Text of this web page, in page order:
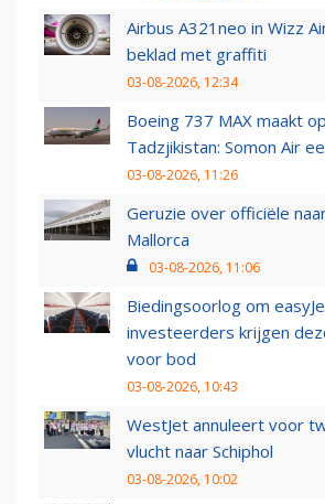
Airbus A321neo in Wizz
beklad met graffiti
03-08-2026, 12:34
Boeing 737 MAX maakt
Tadzjikistan: Somon Air
03-08-2026, 11:26
Geruzie over officiële
Mallorca
03-08-2026, 11:06
Biedingsoorlog om
investeerders krijgen
voor bod
03-08-2026, 10:43
WestJet annuleert voor
vlucht naar Schiphol
03-08-2026, 10:02